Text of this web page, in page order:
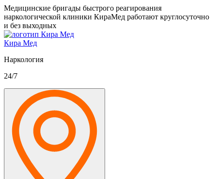
Медицинские бригады быстрого реагирования
наркологической клиники КираМед работают круглосуточно
и без выходных
Кира Мед
Наркология
24/7